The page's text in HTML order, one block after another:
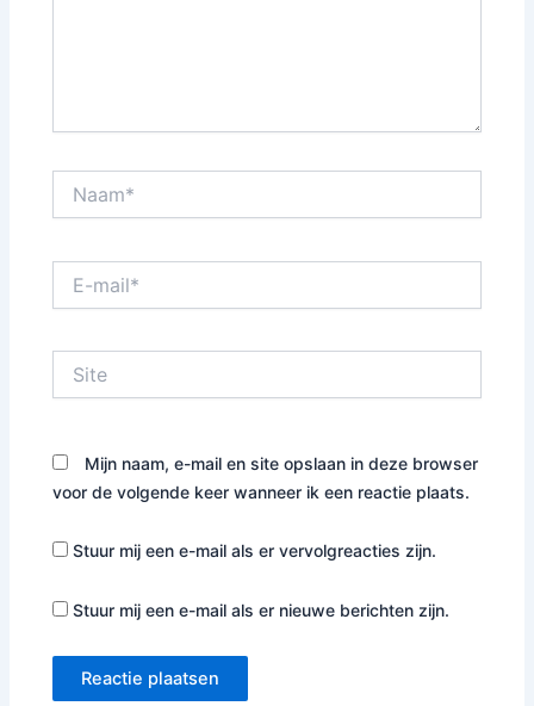
mail*
Mijn naam, e-mail en site opslaan in deze browser
voor de volgende keer wanneer ik een reactie plaats.
Stuur mij een e-mail als er vervolgreacties zijn.
Stuur mij een e-mail als er nieuwe berichten zijn.